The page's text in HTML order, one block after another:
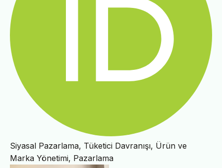
Siyasal Pazarlama, Tüketici Davranışı, Ürün ve
Marka Yönetimi, Pazarlama